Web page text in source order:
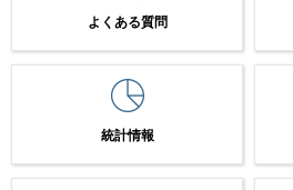
よくある質問
統計情報